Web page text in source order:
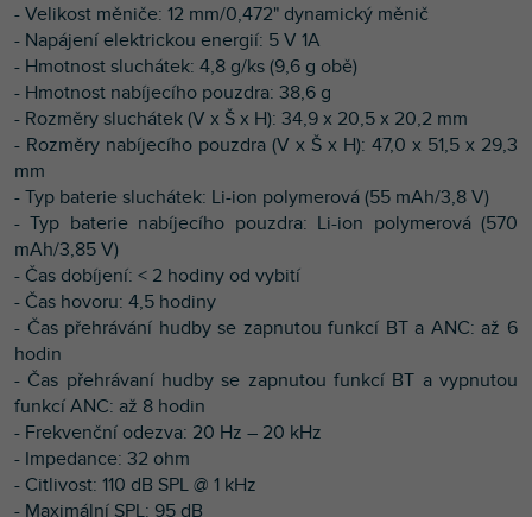
- Velikost měniče: 12 mm/0,472" dynamický měnič
- Napájení elektrickou energií: 5 V 1A
- Hmotnost sluchátek: 4,8 g/ks (9,6 g obě)
- Hmotnost nabíjecího pouzdra: 38,6 g
- Rozměry sluchátek (V x Š x H): 34,9 x 20,5 x 20,2 mm
- Rozměry nabíjecího pouzdra (V x Š x H): 47,0 x 51,5 x 29,3
mm
- Typ baterie sluchátek: Li-ion polymerová (55 mAh/3,8 V)
- Typ baterie nabíjecího pouzdra: Li-ion polymerová (570
mAh/3,85 V)
- Čas dobíjení: < 2 hodiny od vybití
- Čas hovoru: 4,5 hodiny
- Čas přehrávání hudby se zapnutou funkcí BT a ANC: až 6
hodin
- Čas přehrávaní hudby se zapnutou funkcí BT a vypnutou
funkcí ANC: až 8 hodin
- Frekvenční odezva: 20 Hz – 20 kHz
- Impedance: 32 ohm
- Citlivost: 110 dB SPL @ 1 kHz
- Maximální SPL: 95 dB